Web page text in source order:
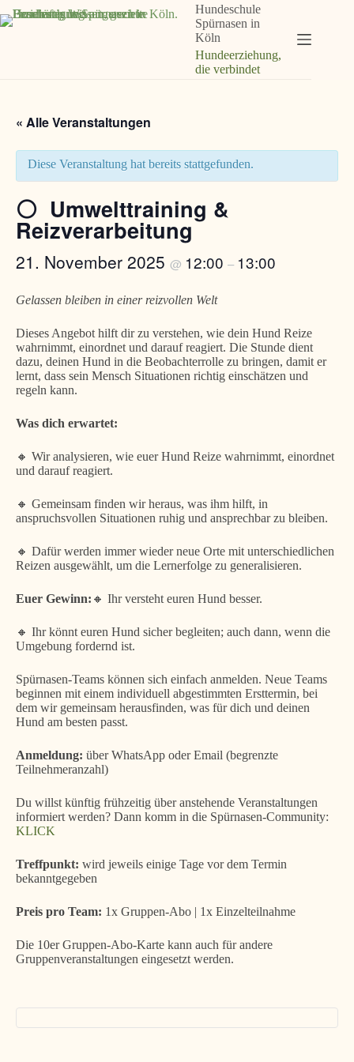
Inhalt
Hundeschule
Spürnasen in
Köln
Hundeerziehung,
die verbindet
« Alle Veranstaltungen
Diese Veranstaltung hat bereits stattgefunden.
⚪ Umwelttraining &
Reizverarbeitung
21. November 2025 @ 12:00 – 13:00
Gelassen bleiben in einer reizvollen Welt
Dieses Angebot hilft dir zu verstehen, wie dein Hund Reize
wahrnimmt, einordnet und darauf reagiert. Die Stunde dient
dazu, deinen Hund in die Beobachterrolle zu bringen, damit er
lernt, dass sein Mensch Situationen richtig einschätzen und
regeln kann.
Was dich erwartet:
🔸 Wir analysieren, wie euer Hund Reize wahrnimmt, einordnet
und darauf reagiert.
🔸 Gemeinsam finden wir heraus, was ihm hilft, in
anspruchsvollen Situationen ruhig und ansprechbar zu bleiben.
🔸 Dafür werden immer wieder neue Orte mit unterschiedlichen
Reizen ausgewählt, um die Lernerfolge zu generalisieren.
Euer Gewinn: 🔸 Ihr versteht euren Hund besser.
🔸 Ihr könnt euren Hund sicher begleiten; auch dann, wenn die
Umgebung fordernd ist.
Spürnasen-Teams können sich einfach anmelden. Neue Teams
beginnen mit einem individuell abgestimmten Ersttermin, bei
dem wir gemeinsam herausfinden, was für dich und deinen
Hund am besten passt.
Anmeldung: über WhatsApp oder Email (begrenzte
Teilnehmeranzahl)
Du willst künftig frühzeitig über anstehende Veranstaltungen
informiert werden? Dann komm in die Spürnasen-Community:
KLICK
Treffpunkt: wird jeweils einige Tage vor dem Termin
bekanntgegeben
Preis pro Team: 1x Gruppen-Abo | 1x Einzelteilnahme
Die 10er Gruppen-Abo-Karte kann auch für andere
Gruppenveranstaltungen eingesetzt werden.